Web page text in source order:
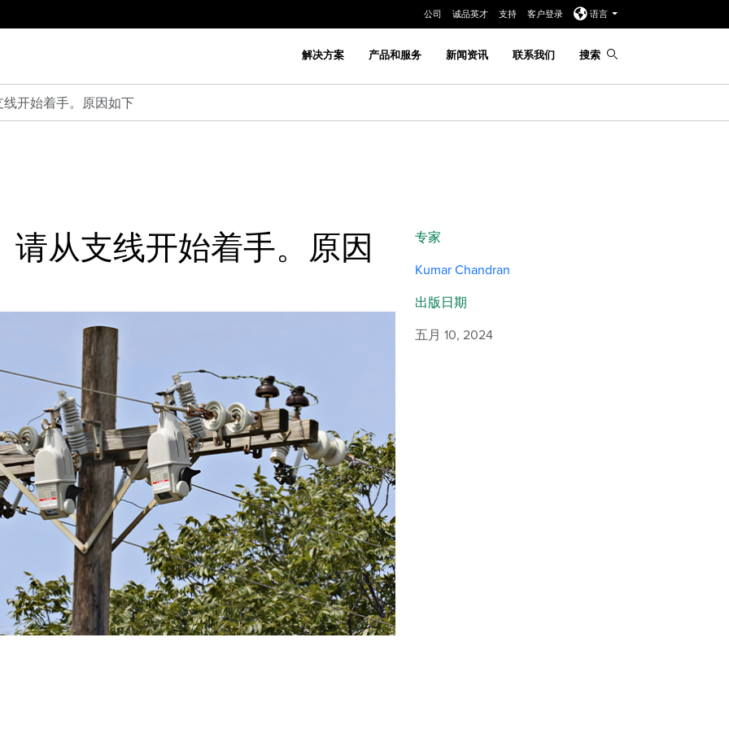
公司 诚品英才 支持 客户登录 语言
解决方案 产品和服务 新闻资讯 联系我们 搜索
开始着手。原因如下
从支线开始着手。原因
专家
Kumar Chandran
出版日期
五月 10, 2024